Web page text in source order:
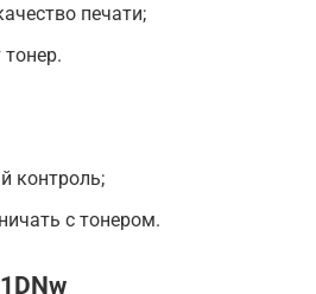
печати;
контроль;
с тонером.